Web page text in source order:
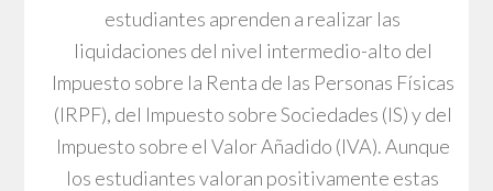
estudiantes aprenden a realizar las
liquidaciones del nivel intermedio-alto del
Impuesto sobre la Renta de las Personas Físicas
(IRPF), del Impuesto sobre Sociedades (IS) y del
Impuesto sobre el Valor Añadido (IVA). Aunque
los estudiantes valoran positivamente estas